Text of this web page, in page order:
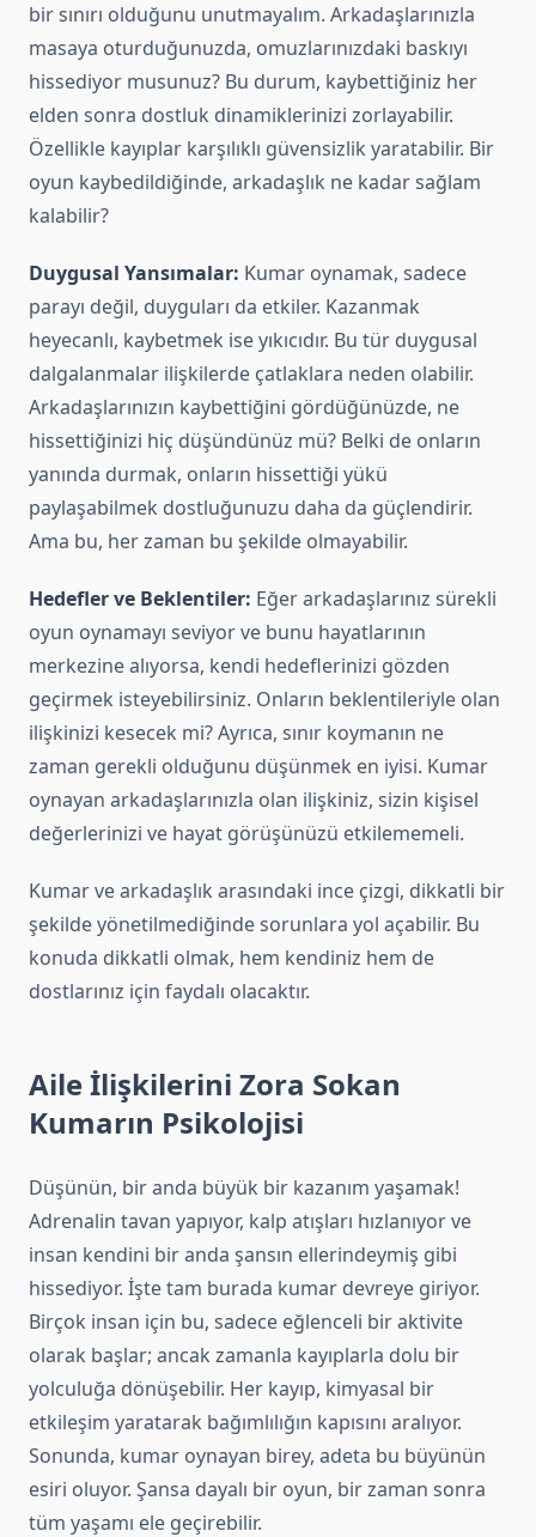
bir sınırı olduğunu unutmayalım. Arkadaşlarınızla
masaya oturduğunuzda, omuzlarınızdaki baskıyı
hissediyor musunuz? Bu durum, kaybettiğiniz her
elden sonra dostluk dinamiklerinizi zorlayabilir.
Özellikle kayıplar karşılıklı güvensizlik yaratabilir. Bir
oyun kaybedildiğinde, arkadaşlık ne kadar sağlam
kalabilir?
Duygusal Yansımalar: Kumar oynamak, sadece
parayı değil, duyguları da etkiler. Kazanmak
heyecanlı, kaybetmek ise yıkıcıdır. Bu tür duygusal
dalgalanmalar ilişkilerde çatlaklara neden olabilir.
Arkadaşlarınızın kaybettiğini gördüğünüzde, ne
hissettiğinizi hiç düşündünüz mü? Belki de onların
yanında durmak, onların hissettiği yükü
paylaşabilmek dostluğunuzu daha da güçlendirir.
Ama bu, her zaman bu şekilde olmayabilir.
Hedefler ve Beklentiler: Eğer arkadaşlarınız sürekli
oyun oynamayı seviyor ve bunu hayatlarının
merkezine alıyorsa, kendi hedeflerinizi gözden
geçirmek isteyebilirsiniz. Onların beklentileriyle olan
ilişkinizi kesecek mi? Ayrıca, sınır koymanın ne
zaman gerekli olduğunu düşünmek en iyisi. Kumar
oynayan arkadaşlarınızla olan ilişkiniz, sizin kişisel
değerlerinizi ve hayat görüşünüzü etkilememeli.
Kumar ve arkadaşlık arasındaki ince çizgi, dikkatli bir
şekilde yönetilmediğinde sorunlara yol açabilir. Bu
konuda dikkatli olmak, hem kendiniz hem de
dostlarınız için faydalı olacaktır.
Aile İlişkilerini Zora Sokan
Kumarın Psikolojisi
Düşünün, bir anda büyük bir kazanım yaşamak!
Adrenalin tavan yapıyor, kalp atışları hızlanıyor ve
insan kendini bir anda şansın ellerindeymiş gibi
hissediyor. İşte tam burada kumar devreye giriyor.
Birçok insan için bu, sadece eğlenceli bir aktivite
olarak başlar; ancak zamanla kayıplarla dolu bir
yolculuğa dönüşebilir. Her kayıp, kimyasal bir
etkileşim yaratarak bağımlılığın kapısını aralıyor.
Sonunda, kumar oynayan birey, adeta bu büyünün
esiri oluyor. Şansa dayalı bir oyun, bir zaman sonra
tüm yaşamı ele geçirebilir.